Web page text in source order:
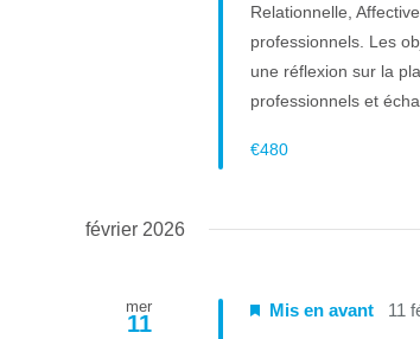
Relationnelle,
professionnels. Les
une réflexion sur la
professionnels et
€480
février 2026
mer
11
Mis en avant 11